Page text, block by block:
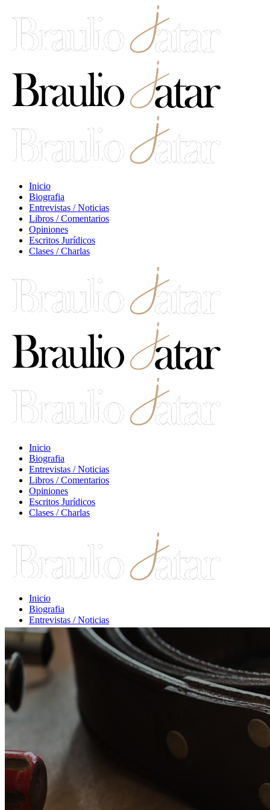
Inicio
Biografia
Entrevistas / Noticias
Libros / Comentarios
Opiniones
Escritos Jurídicos
Clases / Charlas
Inicio
Biografia
Entrevistas / Noticias
Libros / Comentarios
Opiniones
Escritos Jurídicos
Clases / Charlas
Inicio
Biografia
Entrevistas / Noticias
Libros / Comentarios
Opiniones
Escritos Jurídicos
Clases / Charlas